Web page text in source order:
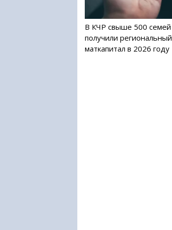
В КЧР свыше 500 семей
получили региональный
маткапитал в 2026 году